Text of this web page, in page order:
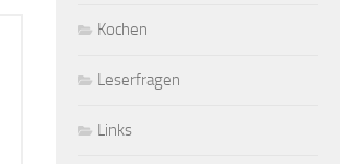
Kochen
Leserfragen
Links